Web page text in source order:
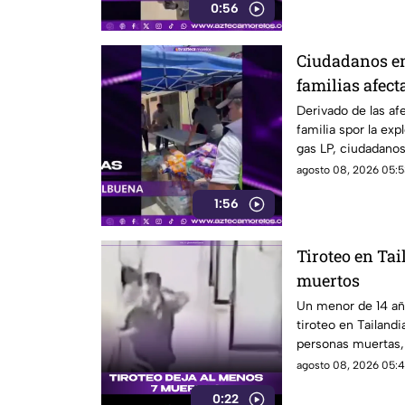
0:56
1:56
Ciudadanos
familias
pipa en
Derivado de las
familia spor la
gas LP,
víveres en la zona.
agosto 08, 2026
0:22
Tiroteo en
muertos
Un menor de 14
tiroteo en
personas
personas en una
agosto 08, 2026